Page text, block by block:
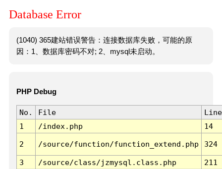
Database Error
(1040) 365建站错误警告：连接数据库失败，可能的原
因：1、数据库密码不对; 2、mysql未启动。
PHP Debug
No. File
Line
1
/index.php 14
2 /source/function/function_extend.php 324
3 /source/class/jzmysql.class.php
211